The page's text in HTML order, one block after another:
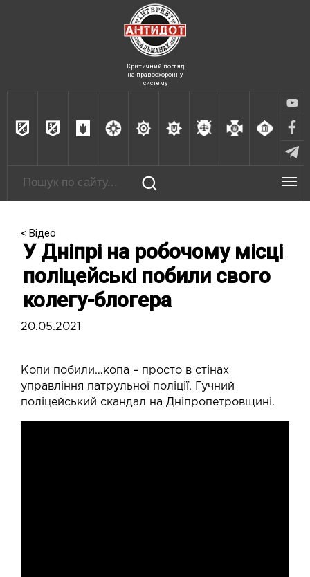
Критичний погляд
на правоохоронну
систему
< Відео
У Дніпрі на робочому місці
поліцейські побили свого
колегу-блогера
20.05.2021
Копи побили…копа – просто в стінах
управління патрульної поліції. Гучний
поліцейський скандал на Дніпропетровщині.